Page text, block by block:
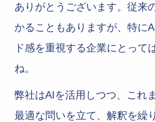
ありがとうございます。従来
かることもありますが、特に
ド感を重視する企業にとって
ね。
弊社はAIを活用しつつ、これ
最適な問いを立て、解釈を繰